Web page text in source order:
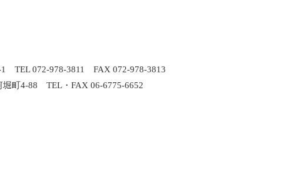
TEL 072-978-3811 FAX 072-978-3813
町4-88 TEL・FAX 06-6775-6652